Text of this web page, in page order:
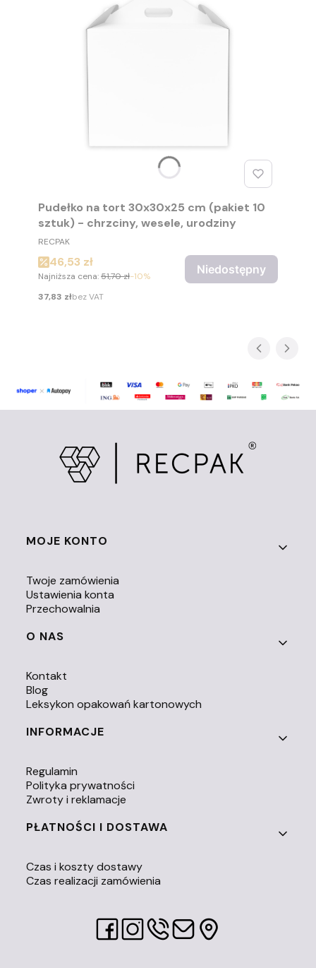
Pudełko na tort 30x30x25 cm (pakiet 10
sztuk) - chrzciny, wesele, urodziny
PRODUCENT
RECPAK
Cena promocyjna
46,53 zł
Najniższa cena:51,70 zł-10%
Cena
37,83 złbez VAT
Niedostępny
Linki w stopce
MOJE KONTO
Twoje zamówienia
Ustawienia konta
Przechowalnia
O NAS
Kontakt
Blog
Leksykon opakowań kartonowych
INFORMACJE
Regulamin
Polityka prywatności
Zwroty i reklamacje
PŁATNOŚCI I DOSTAWA
Czas i koszty dostawy
Czas realizacji zamówienia